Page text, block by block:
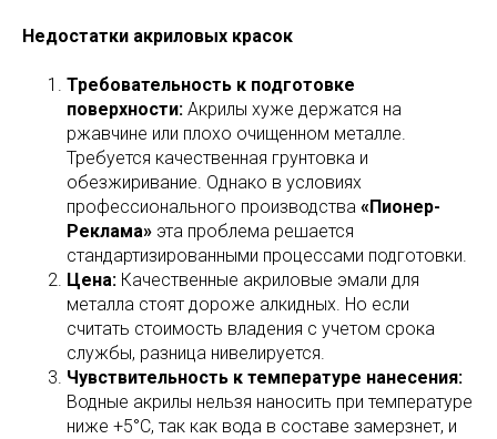
Недостатки акриловых красок
Требовательность к подготовке
поверхности: Акрилы хуже держатся на
ржавчине или плохо очищенном металле.
Требуется качественная грунтовка и
обезжиривание. Однако в условиях
профессионального производства «Пионер-
Реклама» эта проблема решается
стандартизированными процессами подготовки.
Цена: Качественные акриловые эмали для
металла стоят дороже алкидных. Но если
считать стоимость владения с учетом срока
службы, разница нивелируется.
Чувствительность к температуре нанесения:
Водные акрилы нельзя наносить при температуре
ниже +5°C, так как вода в составе замерзнет, и